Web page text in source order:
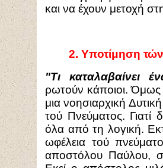
και να έχουν μετοχή
2. Υποτίμηση
"Τι καταλαβαίνει
ρωτούν κάποιοι. Όμως
μια νοησιαρχική
τού Πνεύματος. Γιατί
όλα από τη λογική.
ωφέλεια τού
αποστόλου Παύλου,